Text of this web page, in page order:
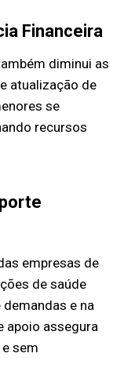
Financeira
diminui as
atualização de
se
recursos
empresas de
de saúde
e na
apoio assegura
sem